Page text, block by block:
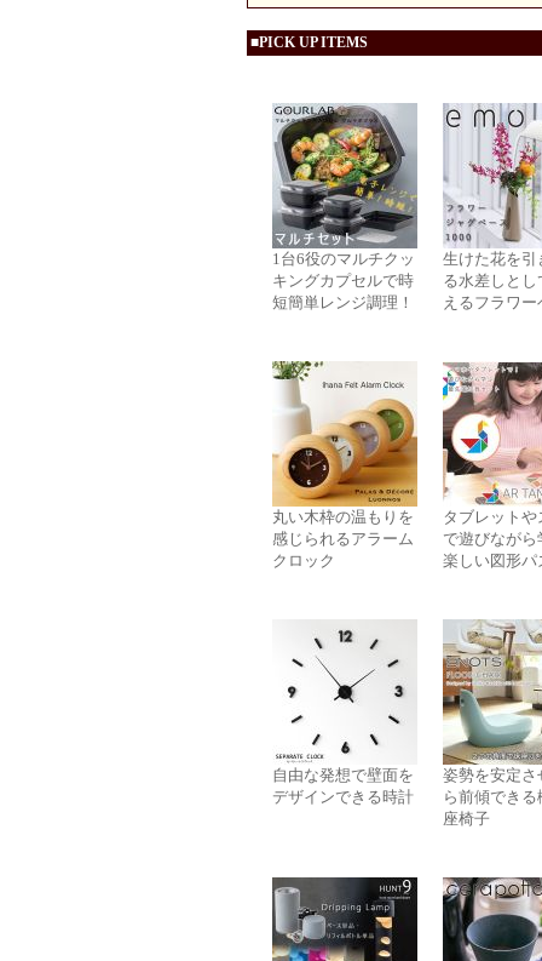
■PICK UP ITEMS
1台6役のマルチクッ
キングカプセルで時
短簡単レンジ調理！
生けた花を引
る水差しとし
えるフラワー
丸い木枠の温もりを
感じられるアラーム
クロック
タブレットや
で遊びながら
楽しい図形パ
自由な発想で壁面を
デザインできる時計
姿勢を安定さ
ら前傾できる
座椅子